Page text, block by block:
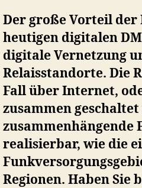
Der große Vorteil
heutigen digitalen
digitale Vernetzung
Relaisstandorte. Die
Fall über Internet,
zusammen
zusammenhängende
realisierbar, wie die
Regionen. Haben Sie